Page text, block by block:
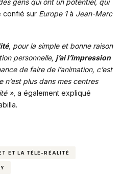
gens qui ont un poten­tiel, qui
confié sur Europe 1à Jean-Marc
, pour la simple et bonne raison
personnelle, j’ai l’impression
de faire de l’animation, c’est
n’est plus dans mes centres
», a également expliqué
ET LA TÉLÉ-RÉALITÉ